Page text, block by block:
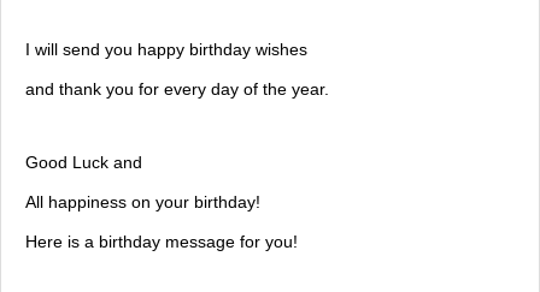
I will send you happy birthday wishes
and thank you for every day of the year.
Good Luck and
All happiness on your birthday!
Here is a birthday message for you!